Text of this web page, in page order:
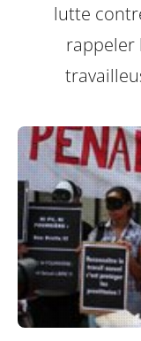
lutte
rappeler